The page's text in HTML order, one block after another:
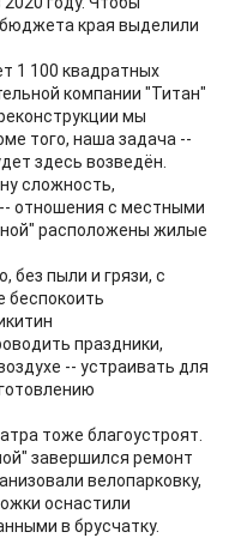
края выделили
1 100 квадратных
компании "Титан"
мы
того, наша задача --
здесь возведён.
сложность,
отношения с местными
расположены жилые
без пыли и грязи, с
беспокоить
праздники,
-- устраивать для
тоже благоустроят.
завершился ремонт
велопарковку,
оснастили
в брусчатку.